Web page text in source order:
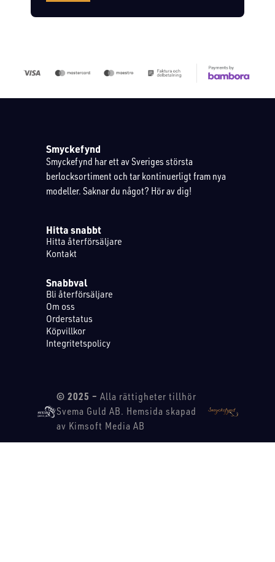
Smyckefynd
Smyckefynd har ett av Sveriges största
berlocksortiment och tar kontinuerligt fram nya
modeller. Saknar du något? Hör av dig!
Hitta snabbt
Hitta återförsäljare
Kontakt
Snabbval
Bli återförsäljare
Om oss
Orderstatus
Köpvillkor
Integritetspolicy
© 2025 – Alla rättigheter tillhör
Svema Guld AB. Hemsida skapad
av Kimsoft Media AB